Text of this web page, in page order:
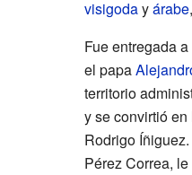
visigodayárabe
Fue entregada
el papa
territorio
y se convirtió
Rodrigo
Pérez Correa,